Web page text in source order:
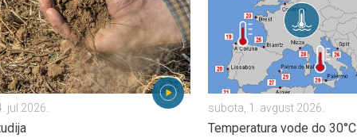
jul 2026. subota, 1. avgust 2026.
Temperatura vode do 30°C